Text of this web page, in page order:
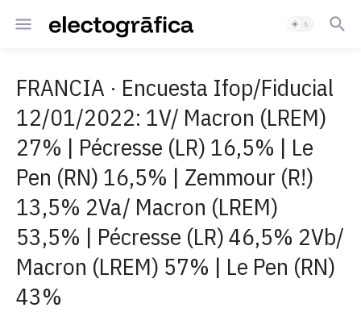
FRANCIA · Encuesta Ifop/Fiducial
12/01/2022: 1V/ Macron (LREM)
27% | Pécresse (LR) 16,5% | Le
Pen (RN) 16,5% | Zemmour (R!)
13,5% 2Va/ Macron (LREM)
53,5% | Pécresse (LR) 46,5% 2Vb/
Macron (LREM) 57% | Le Pen (RN)
43%